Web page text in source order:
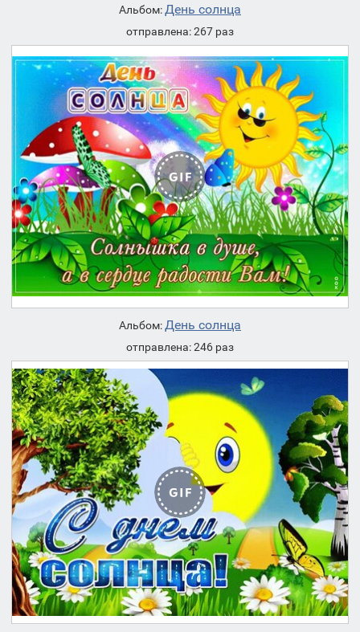
Альбом:День солнца
отправлена: 267 раз
Альбом:День солнца
отправлена: 246 раз